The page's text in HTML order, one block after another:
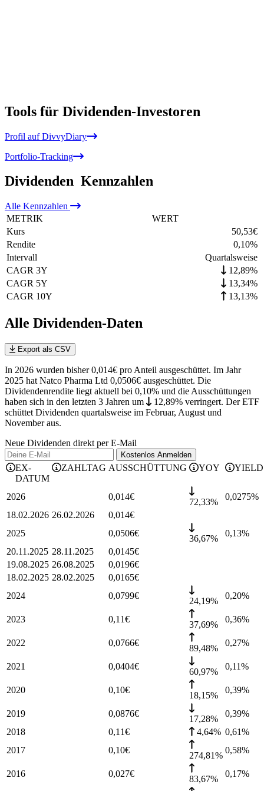
Tools für Dividenden-Investoren
Profil auf DivvyDiary
Portfolio-Tracking
Dividenden Kennzahlen
Alle Kennzahlen
METRIK
WERT
Kurs
50,53€
Rendite
0,10%
Intervall
Quartalsweise
CAGR 3Y
12,89%
CAGR 5Y
13,34%
CAGR 10Y
13,13%
Alle Dividenden-Daten
Export als CSV
In 2026 wurden bisher 0,014€ pro Anteil ausgeschüttet. Im Jahr
2025 hat Natco Pharma Ltd 0,0506€ ausgeschüttet. Die
Dividendenrendite liegt aktuell bei 0,10% und die Ausschüttungen
haben sich in den letzten 3 Jahren um 12,89% verringert. Der ETF
schüttet Dividenden quartalsweise im Februar, August und
November aus.
Neue Dividenden direkt per E-Mail
Kostenlos Anmelden
EX-
DATUM
ZAHLTAG AUSSCHÜTTUNG YOY YIELD
2026 0,014€
72,33%
0,0275%
18.02.2026 26.02.2026 0,014€
2025
0,0506€
36,67%
0,13%
20.11.2025 28.11.2025 0,0145€
19.08.2025 26.08.2025 0,0196€
18.02.2025 28.02.2025 0,0165€
2024
0,0799€
24,19%
0,20%
2023 0,11€
37,69%
0,36%
2022 0,0766€
89,48%
0,27%
2021 0,0404€
60,97%
0,11%
2020 0,10€
18,15%
0,39%
2019 0,0876€
17,28%
0,39%
2018
0,11€ 4,64% 0,61%
2017
0,10€
274,81%
0,58%
2016 0,027€
83,67%
0,17%